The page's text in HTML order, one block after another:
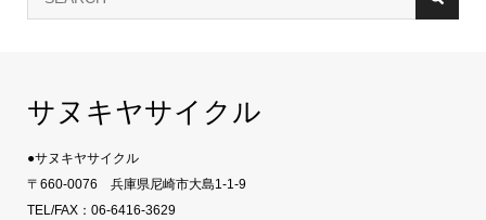
サヌキヤサイクル
●サヌキヤサイクル
〒660-0076 兵庫県尼崎市大島1-1-9
TEL/FAX：06-6416-3629